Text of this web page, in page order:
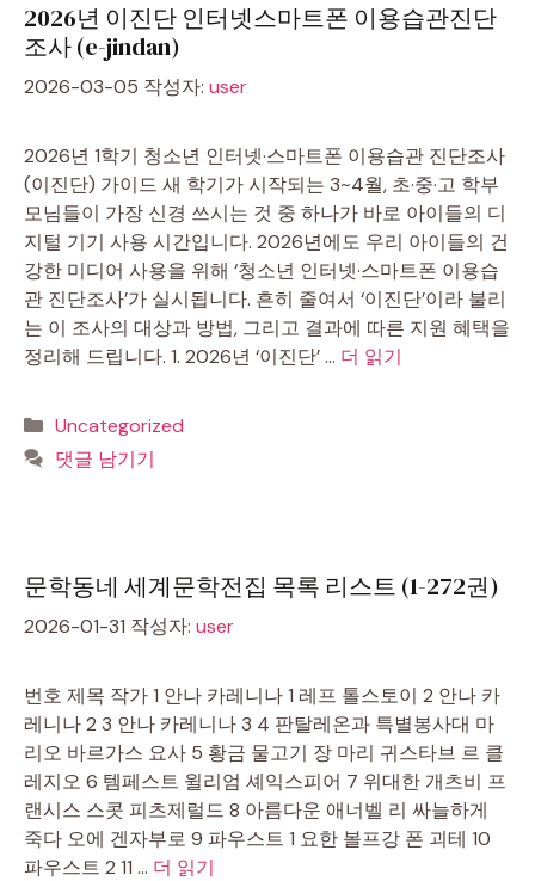
2026년 이진단 인터넷스마트폰 이용습관진단
조사 (e-jindan)
2026-03-05 작성자: user
2026년 1학기 청소년 인터넷·스마트폰 이용습관 진단조사
(이진단) 가이드 새 학기가 시작되는 3~4월, 초·중·고 학부
모님들이 가장 신경 쓰시는 것 중 하나가 바로 아이들의 디
지털 기기 사용 시간입니다. 2026년에도 우리 아이들의 건
강한 미디어 사용을 위해 ‘청소년 인터넷·스마트폰 이용습
관 진단조사’가 실시됩니다. 흔히 줄여서 ‘이진단’이라 불리
는 이 조사의 대상과 방법, 그리고 결과에 따른 지원 혜택을
정리해 드립니다. 1. 2026년 ‘이진단’ … 더 읽기
카
테
Uncategorized
댓글 남기기
문학동네 세계문학전집 목록 리스트 (1-272권)
2026-01-31 작성자: user
번호 제목 작가 1 안나 카레니나 1 레프 톨스토이 2 안나 카
레니나 2 3 안나 카레니나 3 4 판탈레온과 특별봉사대 마
리오 바르가스 요사 5 황금 물고기 장 마리 귀스타브 르 클
레지오 6 템페스트 윌리엄 셰익스피어 7 위대한 개츠비 프
랜시스 스콧 피츠제럴드 8 아름다운 애너벨 리 싸늘하게
죽다 오에 겐자부로 9 파우스트 1 요한 볼프강 폰 괴테 10
파우스트 2 11 … 더 읽기